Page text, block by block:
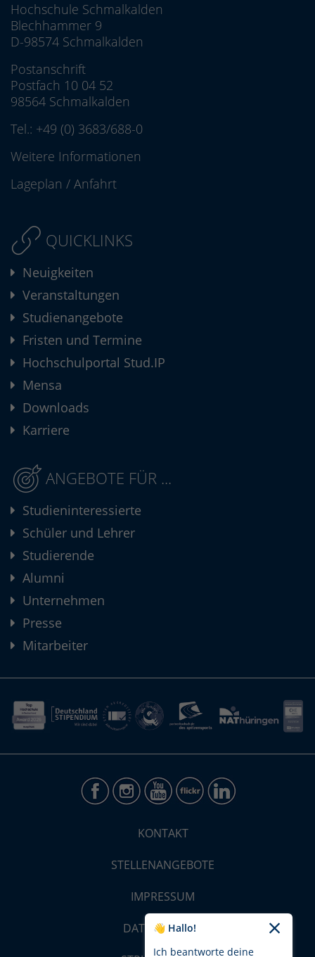
Hochschule Schmalkalden
Blechhammer 9
D-98574 Schmalkalden
Postanschrift
Postfach 10 04 52
98564 Schmalkalden
Tel.: +49 (0) 3683/688-0
Weitere Informationen
Lageplan / Anfahrt
QUICKLINKS
Neuigkeiten
Veranstaltungen
Studienangebote
Fristen und Termine
Hochschulportal Stud.IP
Mensa
Downloads
Karriere
ANGEBOTE FÜR ...
Studieninteressierte
Schüler und Lehrer
Studierende
Alumni
Unternehmen
Presse
Mitarbeiter
KONTAKT
STELLENANGEBOTE
IMPRESSUM
DATENSCHUTZ
👋 Hallo!
Ich beantworte deine